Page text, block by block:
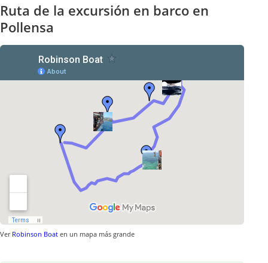
Ruta de la excursión en barco en
Pollensa
Ver Robinson Boat en un mapa más grande